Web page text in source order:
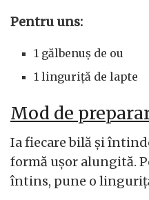
Pentru uns:
1 gălbenuș de ou
1 linguriță de lapte
Mod de
Ia fiecare bilă și
formă ușor alungită.
întins, pune o